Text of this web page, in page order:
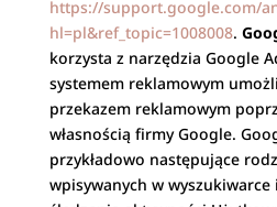
https://support.google.com/
hl=pl&ref_topic=1008008.
korzysta z narzędzia Google
systemem reklamowym
przekazem reklamowym
własnością firmy Google.
przykładowo następujące
wpisywanych w